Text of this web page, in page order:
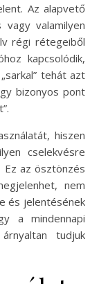
Az alapvető
valamilyen
régi rétegeiből
kapcsolódik,
tehát azt
bizonyos pont
hiszen
cselekvésre
az ösztönzés
nem
és jelentésének
a mindennapi
tudjuk